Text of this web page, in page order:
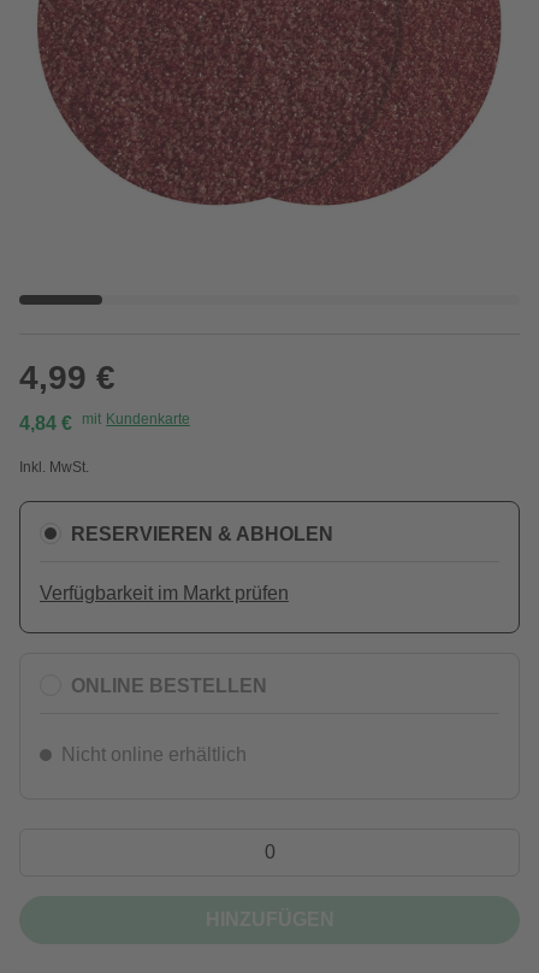
4,99 €
4,84 € mit Kundenkarte
Inkl. MwSt.
RESERVIEREN & ABHOLEN
Verfügbarkeit im Markt prüfen
ONLINE BESTELLEN
Nicht online erhältlich